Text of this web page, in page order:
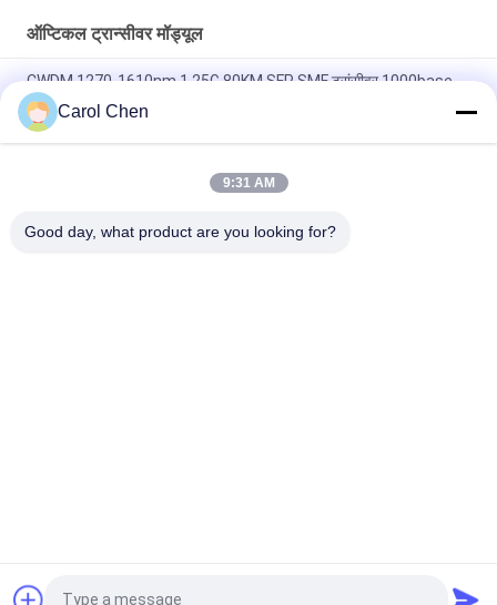
ऑप्टिकल ट्रान्सीवर मॉड्यूल
CWDM 1270-1610nm 1.25G 80KM SFP SMF ट्रांसीवर 1000base
60 किमी क्यूएसएफपी + ईथरनेट ऑप्टिकल ट्रांसीवर हॉट प्लग करने योग्य डुप्लेक्स
एलसी 40 जीबी / एस
एमपीओ कनेक्टर ऑप्टिकल ट्रांसीवर मॉड्यूल हिलिंक 100G QSFP28 SR4
Carol Chen
9:31 AM
Good day, what product are you looking for?